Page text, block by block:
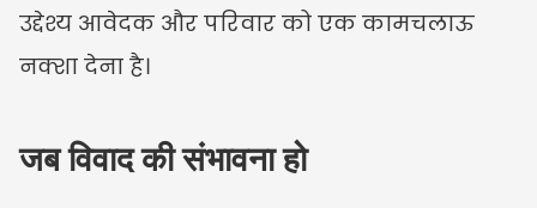
उद्देश्य आवेदक और परिवार को एक कामचलाऊ
नक्शा देना है।
जब विवाद की संभावना हो